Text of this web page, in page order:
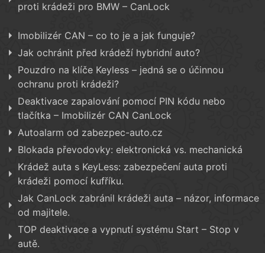
proti krádeži pro BMW – CanLock
Imobilizér CAN – co to je a jak funguje?
Jak ochránit před krádeží hybridní auto?
Pouzdro na klíče Keyless – jedná se o účinnou
ochranu proti krádeži?
Deaktivace zapalování pomocí PIN kódu nebo
tlačítka – Imobilizér CAN CanLock
Autoalarm od zabezpec-auto.cz
Blokada převodovky: elektronická vs. mechanická
Krádež auta s KeyLess: zabezpečení auta proti
krádeži pomocí kufříku.
Jak CanLock zabránil krádeži auta – názor, informace
od majitele.
TOP deaktivace a vypnutí systému Start – Stop v
autě.